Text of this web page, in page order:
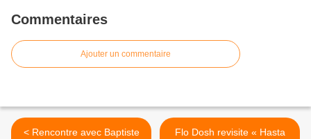
Commentaires
Ajouter un commentaire
< Rencontre avec Baptiste
Flo Dosh revisite « Hasta